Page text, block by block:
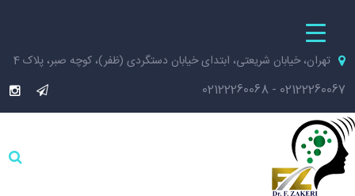
تهران، خیابان شریعتی، ابتدای خیابان دستگردی (ظفر)، کوچه صبر، پلاک 4
02122260067
-
02122260068